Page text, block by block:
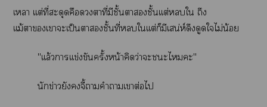
เหลา เเต่ที่สะดุดคือาที่มีชั้นาชั้นเเต่ใ ถึง
เเม้าเาะเป็นาชั้นที่ใเเต่ก็มีเสน่ห์ดึงดูดใไม่น้อย
"เเล้ารเเข่งขันครั้งหน้าคิดว่าะะไะ"
นักข่าวยังจี้าคำาเาต่อไ